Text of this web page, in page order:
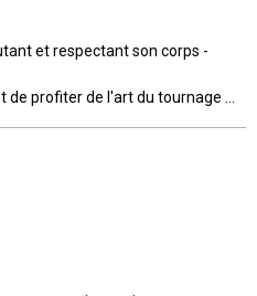
et respectant son corps -
de profiter de l'art du tournage ...